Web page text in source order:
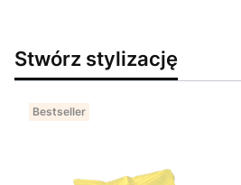
Stwórz stylizację
Bestseller